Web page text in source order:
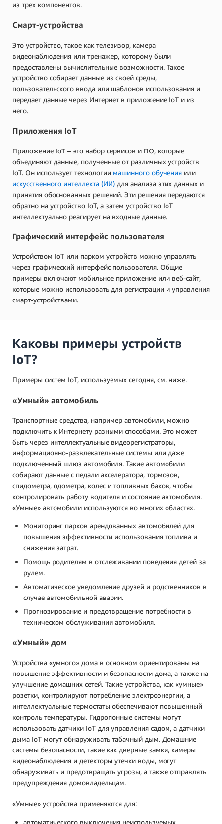
из трех компонентов.
Смарт-устройства
Это устройство, такое как телевизор, камера
видеонаблюдения или тренажер, которому были
предоставлены вычислительные возможности. Такое
устройство собирает данные из своей среды,
пользовательского ввода или шаблонов использования и
передает данные через Интернет в приложение IoT и из
него.
Приложения IoT
Приложение IoT – это набор сервисов и ПО, которые
объединяют данные, полученные от различных устройств
IoT. Он использует технологии машинного обучения или
искусственного интеллекта (ИИ) для анализа этих данных и
принятия обоснованных решений. Эти решения передаются
обратно на устройство IoT, а затем устройство IoT
интеллектуально реагирует на входные данные.
Графический интерфейс пользователя
Устройством IoT или парком устройств можно управлять
через графический интерфейс пользователя. Общие
примеры включают мобильное приложение или веб-сайт,
которые можно использовать для регистрации и управления
смарт-устройствами.
Каковы примеры устройств
IoT?
Примеры систем IoT, используемых сегодня, см. ниже.
«Умный» автомобиль
Транспортные средства, например автомобили, можно
подключить к Интернету разными способами. Это может
быть через интеллектуальные видеорегистраторы,
информационно-развлекательные системы или даже
подключенный шлюз автомобиля. Такие автомобили
собирают данные с педали акселератора, тормозов,
спидометра, одометра, колес и топливных баков, чтобы
контролировать работу водителя и состояние автомобиля.
«Умные» автомобили используются во многих областях.
Мониторинг парков арендованных автомобилей для
повышения эффективности использования топлива и
снижения затрат.
Помощь родителям в отслеживании поведения детей за
рулем.
Автоматическое уведомление друзей и родственников в
случае автомобильной аварии.
Прогнозирование и предотвращение потребности в
техническом обслуживании автомобиля.
«Умный» дом
Устройства «умного» дома в основном ориентированы на
повышение эффективности и безопасности дома, а также на
улучшение домашних сетей. Такие устройства, как «умные»
розетки, контролируют потребление электроэнергии, а
интеллектуальные термостаты обеспечивают повышенный
контроль температуры. Гидропонные системы могут
использовать датчики IoT для управления садом, а датчики
дыма IoT могут обнаруживать табачный дым. Домашние
системы безопасности, такие как дверные замки, камеры
видеонаблюдения и детекторы утечки воды, могут
обнаруживать и предотвращать угрозы, а также отправлять
предупреждения домовладельцам.
«Умные» устройства применяются для:
автоматического выключения неиспользуемых